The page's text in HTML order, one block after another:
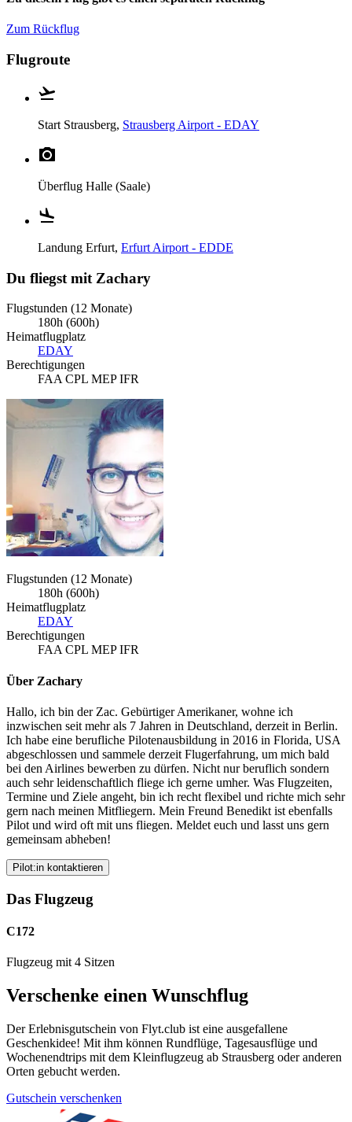
Zum Rückflug
Flugroute
Start Strausberg, Strausberg Airport - EDAY
Überflug Halle (Saale)
Landung Erfurt, Erfurt Airport - EDDE
Du fliegst mit Zachary
Flugstunden (12 Monate)
180h (600h)
Heimatflugplatz
EDAY
Berechtigungen
FAA CPL MEP IFR
Flugstunden (12 Monate)
180h (600h)
Heimatflugplatz
EDAY
Berechtigungen
FAA CPL MEP IFR
Über Zachary
Hallo, ich bin der Zac. Gebürtiger Amerikaner, wohne ich
inzwischen seit mehr als 7 Jahren in Deutschland, derzeit in Berlin.
Ich habe eine berufliche Pilotenausbildung in 2016 in Florida, USA
abgeschlossen und sammele derzeit Flugerfahrung, um mich bald
bei den Airlines bewerben zu dürfen. Nicht nur beruflich sondern
auch sehr leidenschaftlich fliege ich gerne umher. Was Flugzeiten,
Termine und Ziele angeht, bin ich recht flexibel und richte mich sehr
gern nach meinen Mitfliegern. Mein Freund Benedikt ist ebenfalls
Pilot und wird oft mit uns fliegen. Meldet euch und lasst uns gern
gemeinsam abheben!
Pilot:in kontaktieren
Das Flugzeug
C172
Flugzeug mit 4 Sitzen
Verschenke einen Wunschflug
Der Erlebnisgutschein von Flyt.club ist eine ausgefallene
Geschenkidee! Mit ihm können Rundflüge, Tagesausflüge und
Wochenendtrips mit dem Kleinflugzeug ab Strausberg oder anderen
Orten gebucht werden.
Gutschein verschenken